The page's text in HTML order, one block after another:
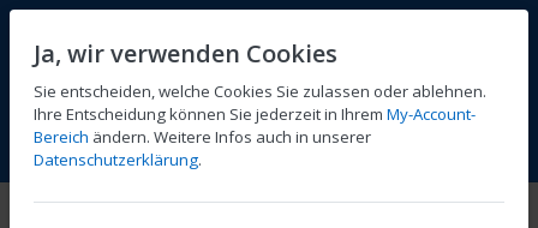
Menü Anmelden Vergleichen Wunschliste
Ja, wir verwenden Cookies
Sie entscheiden, welche Cookies Sie zulassen oder ablehnen.
Ihre Entscheidung können Sie jederzeit in Ihrem My-Account-
Bereich ändern. Weitere Infos auch in unserer
Datenschutzerklärung.